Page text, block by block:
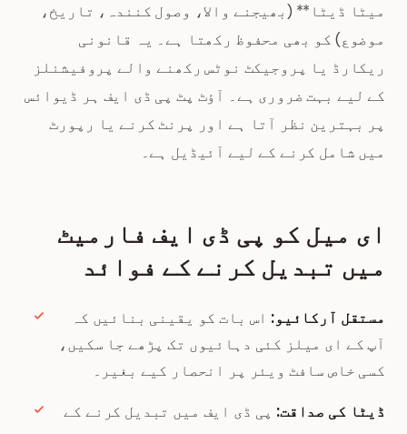
میٹا ڈیٹا** (بھیجنے والا، وصول کنندہ، تاریخ،
موضوع) کو بھی محفوظ رکھتا ہے۔ یہ قانونی
ریکارڈ یا پروجیکٹ نوٹس رکھنے والے پروفیشنلز
کے لیے بہت ضروری ہے۔ آؤٹ پٹ پی ڈی ایف ہر ڈیوائس
پر بہترین نظر آتا ہے اور پرنٹ کرنے یا رپورٹ
میں شامل کرنے کے لیے آئیڈیل ہے۔
ای میل کو پی ڈی ایف فارمیٹ
میں تبدیل کرنے کے فوائد
مستقل آرکائیو: اس بات کو یقینی بنائیں کہ
آپ کے ای میلز کئی دہائیوں تک پڑھے جا سکیں،
کسی خاص سافٹ ویئر پر انحصار کیے بغیر۔
ڈیٹا کی صداقت: پی ڈی ایف میں تبدیل کرنے کے